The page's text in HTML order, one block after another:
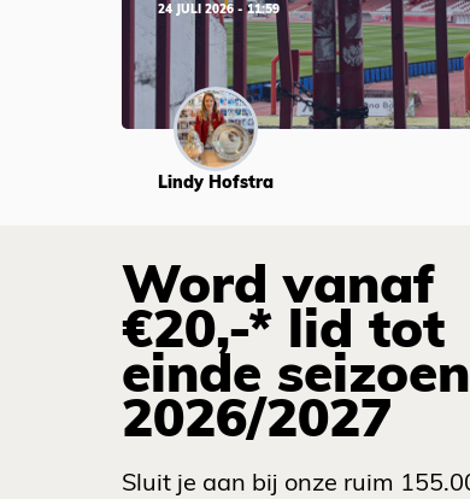
24 JULI 2026 - 11:59
Lindy Hofstra
Word vanaf
€20,-* lid tot
einde seizoen
2026/2027
Sluit je aan bij onze ruim